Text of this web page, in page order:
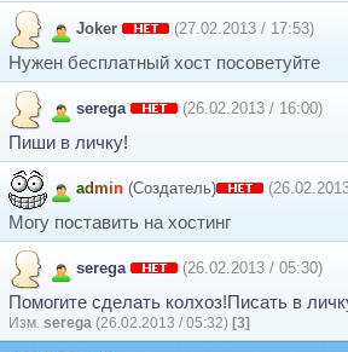
Joker (27.02.2013 / 17:53)
Нужен бесплатный хост посоветуйте
serega (26.02.2013 / 16:00)
Пиши в личку!
admin (Создатель)
Могу поставить на хостинг
serega (26.02.2013 / 05:30)
Помогите сделать колхоз!Писать в
Изм. serega (26.02.2013 / 05:32) [3]